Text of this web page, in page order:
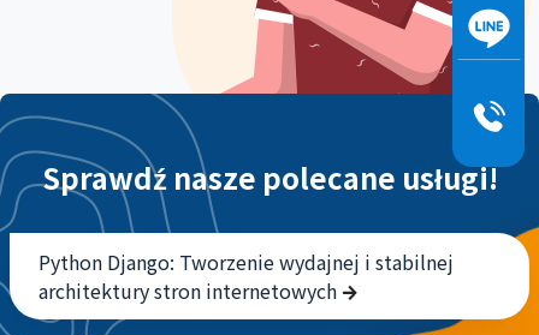
Sprawdź nasze polecane usługi!
Python Django: Tworzenie wydajnej i stabilnej
architektury stron internetowych